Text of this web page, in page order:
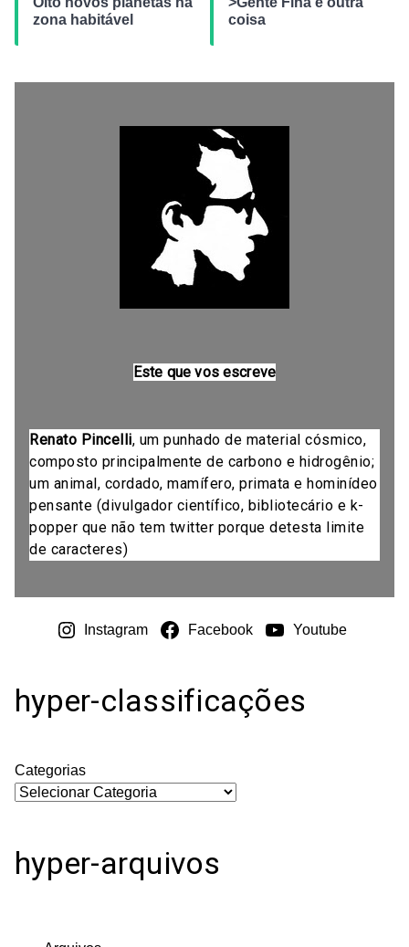
zona habitável
coisa
Este que vos escreve
Renato Pincelli, um punhado de material cósmico,
composto principalmente de carbono e hidrogênio;
um animal, cordado, mamífero, primata e hominídeo
pensante (divulgador científico, bibliotecário e k-
popper que não tem twitter porque detesta limite
de caracteres)
Instagram Facebook Youtube
hyper-classificações
Categorias
hyper-arquivos